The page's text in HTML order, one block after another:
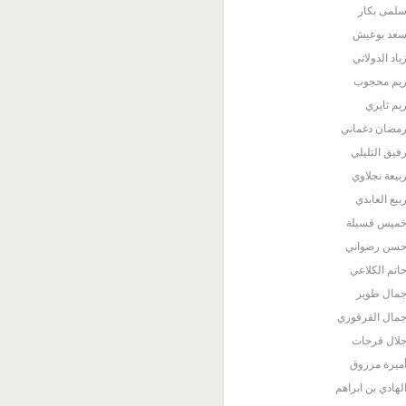
سلمى بكار
سعد بوعيش
زياد الدولاتي
ريم محجوب
ريم ثايري
رمضان دغماني
رفيق التليلي
ربيعة نجلاوي
ربيع العابدي
خميس قسيلة
حسن رضواني
حاتم الكلاعي
جمال طوير
جمال القرقوري
جلال فرحات
أميرة مرزوق
الهادي بن ابراهم